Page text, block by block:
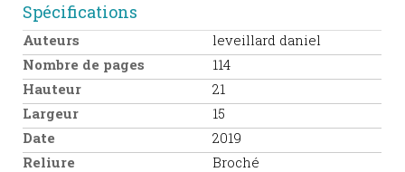
Spécifications
Auteurs
leveillard daniel
Nombre de pages
114
Hauteur
21
Largeur
15
Date
2019
Reliure
Broché